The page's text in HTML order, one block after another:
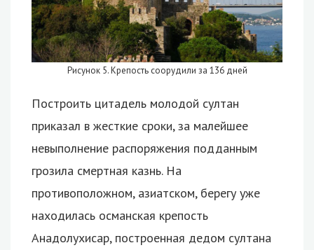
Рисунок 5. Крепость соорудили за 136 дней
Построить цитадель молодой султан
приказал в жесткие сроки, за малейшее
невыполнение распоряжения подданным
грозила смертная казнь. На
противоположном, азиатском, берегу уже
находилась османская крепость
Анадолухисар, построенная дедом султана